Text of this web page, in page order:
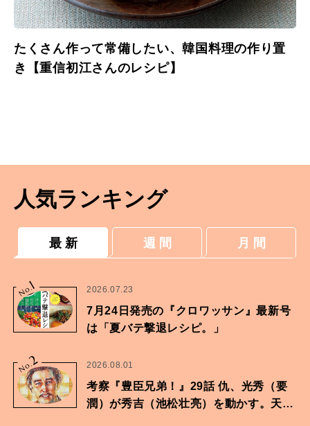
たくさん作って常備したい、韓国料理の作り置
き【重信初江さんのレシピ】
人気ランキング
最 新 週 間 月 間
No.
1 2026.07.23
7月24日発売の『クロワッサン』最新号
は「夏バテ撃退レシピ。」
No.2 2026.08.01
考察『豊臣兄弟！』29話 仇、光秀（要
潤）が秀吉（池松壮亮）を動かす。天下